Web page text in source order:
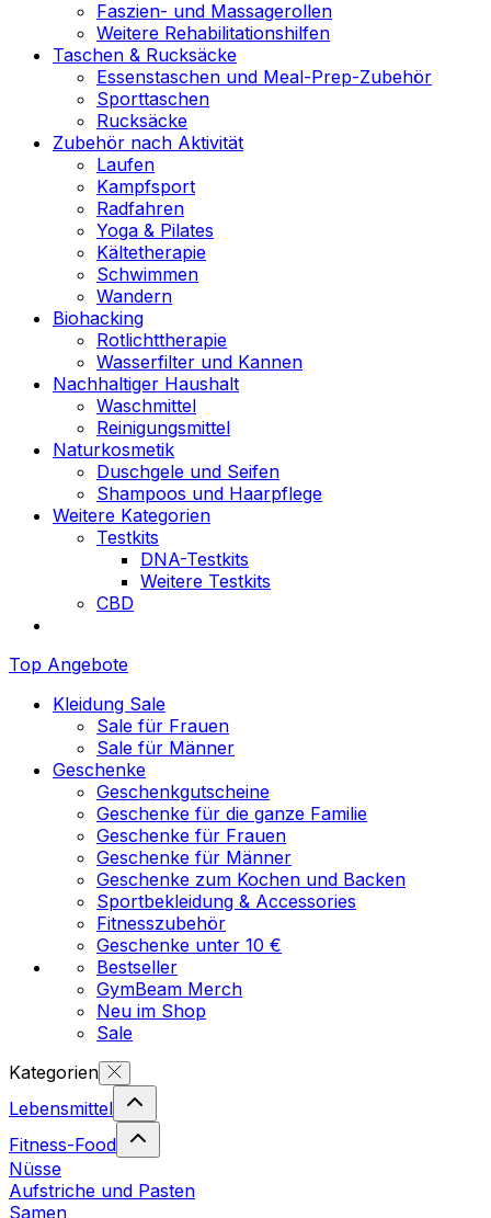
Faszien- und Massagerollen
Weitere Rehabilitationshilfen
Taschen & Rucksäcke
Essenstaschen und Meal-Prep-Zubehör
Sporttaschen
Rucksäcke
Zubehör nach Aktivität
Laufen
Kampfsport
Radfahren
Yoga & Pilates
Kältetherapie
Schwimmen
Wandern
Biohacking
Rotlichttherapie
Wasserfilter und Kannen
Nachhaltiger Haushalt
Waschmittel
Reinigungsmittel
Naturkosmetik
Duschgele und Seifen
Shampoos und Haarpflege
Weitere Kategorien
Testkits
DNA-Testkits
Weitere Testkits
CBD
Top Angebote
Kleidung Sale
Sale für Frauen
Sale für Männer
Geschenke
Geschenkgutscheine
Geschenke für die ganze Familie
Geschenke für Frauen
Geschenke für Männer
Geschenke zum Kochen und Backen
Sportbekleidung & Accessories
Fitnesszubehör
Geschenke unter 10 €
Bestseller
GymBeam Merch
Neu im Shop
Sale
Kategorien
Lebensmittel
Fitness-Food
Nüsse
Aufstriche und Pasten
Samen